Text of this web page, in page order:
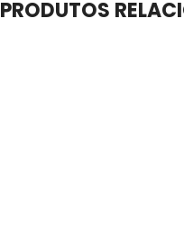
PRODUTOS